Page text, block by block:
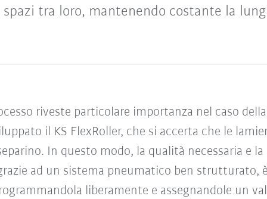
spazi tra loro, mantenendo costante la
riveste particolare importanza nel caso
il KS FlexRoller, che si accerta che le
In questo modo, la qualità necessaria e
ad un sistema pneumatico ben strutturato,
liberamente e assegnandole un